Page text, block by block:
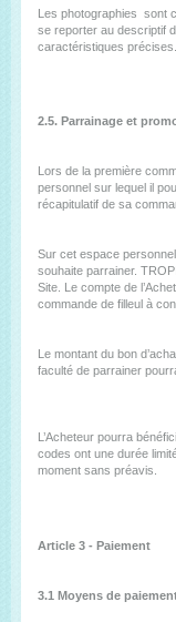
Les photographies sont
se reporter au descriptif
caractéristiques précises.
2.5. Parrainage et
Lors de la première
personnel sur lequel il
récapitulatif de sa
Sur cet espace
souhaite parrainer.
Site. Le compte de
commande de filleul à
Le montant du bon
faculté de parrainer
L’Acheteur pourra
codes ont une durée
moment sans préavis.
Article 3 - Paiement
3.1 Moyens de